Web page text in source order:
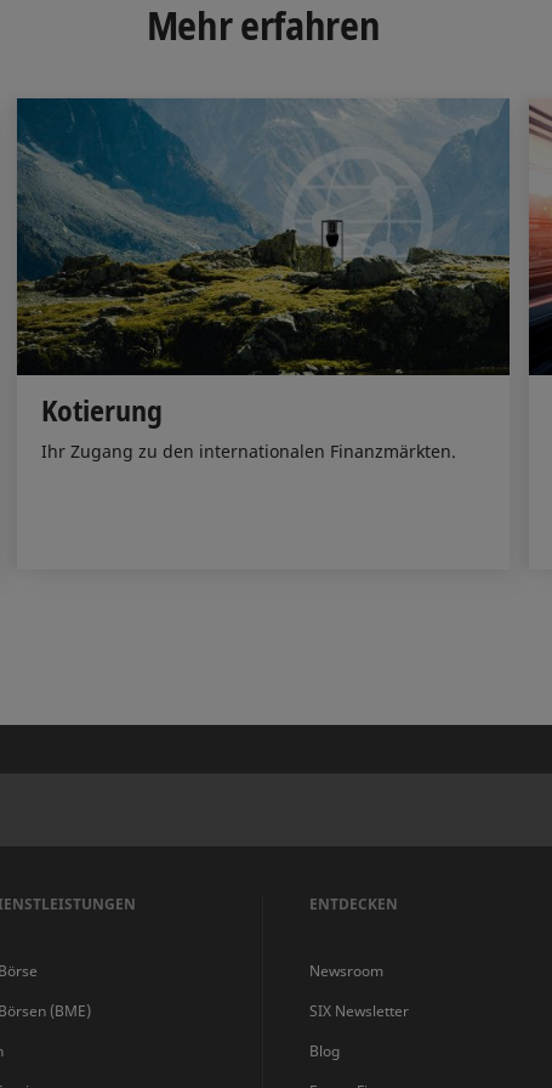
I
n
o
k
Mehr erfahren
Kotierung
Ihr Zugang zu den internationalen Finanzmärkten.
(BME)
ENTDECKEN
Newsroom
SIX Newsletter
Blog